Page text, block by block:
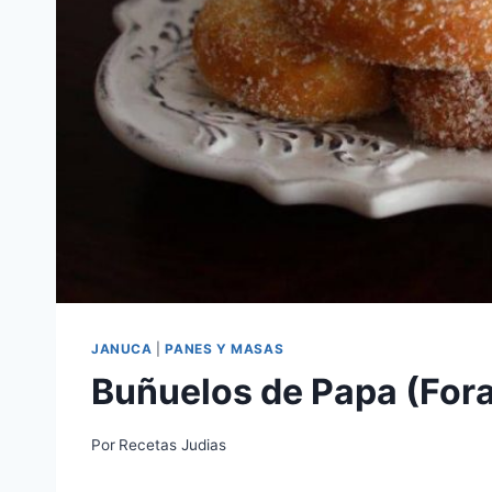
JANUCA |PANES Y MASAS
Buñuelos de Papa
Por Recetas Judias